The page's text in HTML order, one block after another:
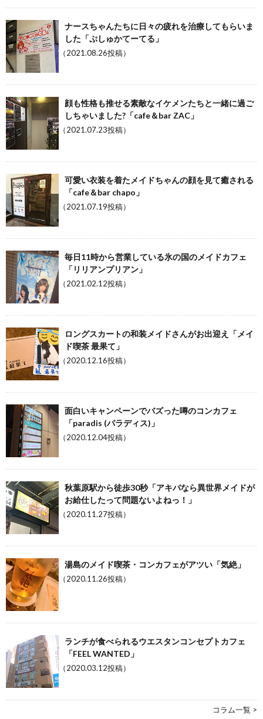
ナースちゃんたちに日々の疲れを治療してもらいま
した「ぷしゅかてーてる」
（2021.08.26投稿）
顔も性格も推せる素敵なイケメンたちと一緒に過ご
しちゃいました?「cafe＆bar ZAC」
（2021.07.23投稿）
可愛い衣装を着たメイドちゃんの顔を見て癒される
「cafe＆bar chapo」
（2021.07.19投稿）
毎日11時から営業している氷の国のメイドカフェ
「リリアンプリアン」
（2021.02.12投稿）
ロングスカートの和装メイドさんがお出迎え「メイ
ド喫茶 最果て」
（2020.12.16投稿）
面白いキャンペーンでバズった噂のコンカフェ
「paradis (パラディス)」
（2020.12.04投稿）
秋葉原駅から徒歩30秒「アキバなら異世界メイドが
お給仕したって問題ないよねっ！」
（2020.11.27投稿）
湯島のメイド喫茶・コンカフェがアツい「気絶」
（2020.11.26投稿）
ランチが食べられるウエスタンコンセプトカフェ
「FEEL WANTED」
（2020.03.12投稿）
コラム一覧 >